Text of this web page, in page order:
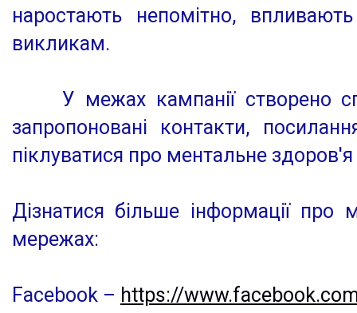
наростають непомітно,
викликам.
У межах кампанії створено
запропоновані контакти,
піклуватися про ментальне
Дізнатися більше інформації
мережах:
Facebook – https://